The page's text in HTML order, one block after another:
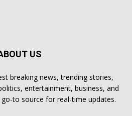
US
breaking news, trending stories,
entertainment, business, and
to source for real-time updates.